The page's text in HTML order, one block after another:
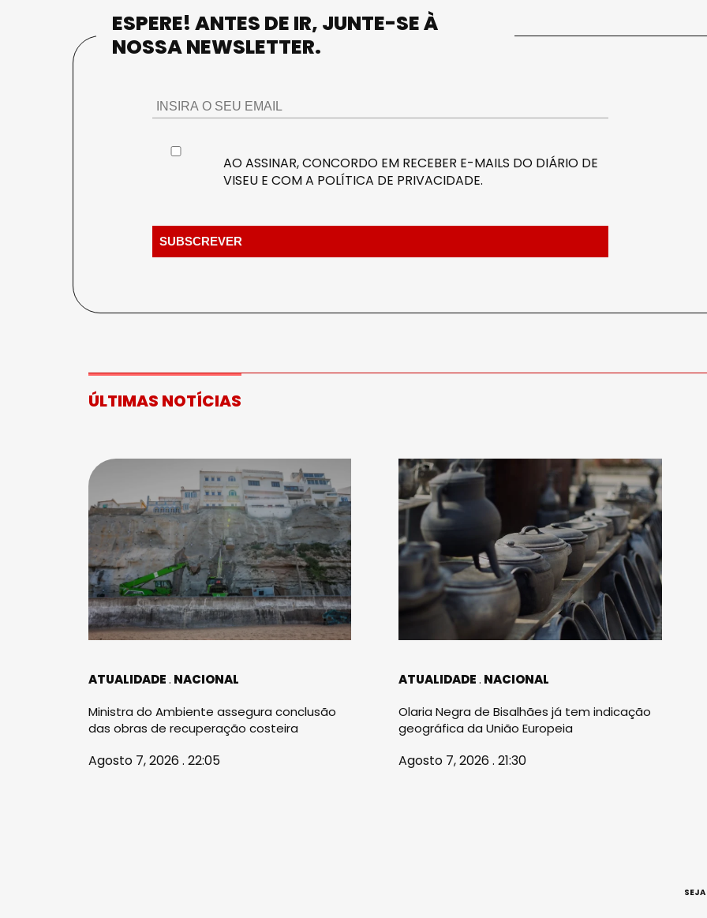
ESPERE! ANTES DE IR, JUNTE-SE À
NOSSA NEWSLETTER.
AO ASSINAR, CONCORDO EM RECEBER E-MAILS DO DIÁRIO DE
VISEU E COM A POLÍTICA DE PRIVACIDADE.
ÚLTIMAS NOTÍCIAS
ATUALIDADE NACIONAL
Ministra do Ambiente assegura conclusão
das obras de recuperação costeira
Agosto 7, 2026 . 22:05
ATUALIDADE NACIONAL
Olaria Negra de Bisalhães já tem indicação
geográfica da União Europeia
Agosto 7, 2026 . 21:30